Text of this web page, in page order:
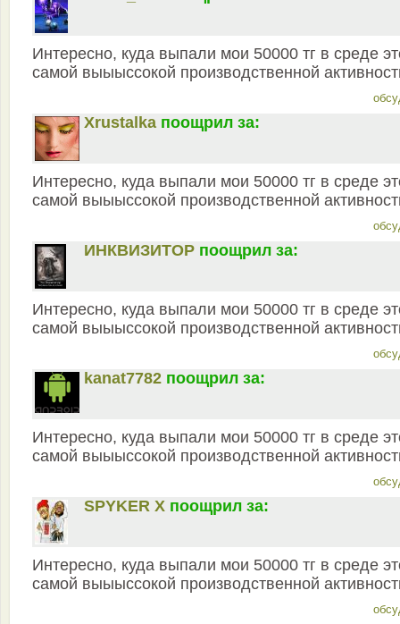
Интересно, куда выпали мои 50000 тг в среде
самой выыыссокой производственной
Xrustalka поощрил за:
Интересно, куда выпали мои 50000 тг в среде
самой выыыссокой производственной
ИНКВИЗИТОР поощрил за:
Интересно, куда выпали мои 50000 тг в среде
самой выыыссокой производственной
kanat7782 поощрил за:
Интересно, куда выпали мои 50000 тг в среде
самой выыыссокой производственной
SPYKER X поощрил за:
Интересно, куда выпали мои 50000 тг в среде
самой выыыссокой производственной